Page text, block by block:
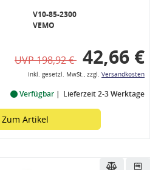
V10-85-2300
VEMO
UVP 198,92 € 42,66 €
inkl. gesetzl. MwSt., zzgl. Versandkosten
Verfügbar Lieferzeit 2-3 Werktage
Zum Artikel